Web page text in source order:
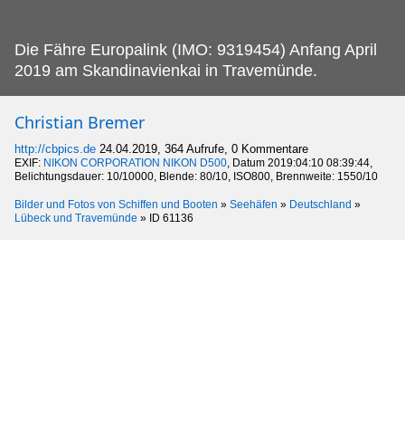
Die Fähre Europalink (IMO: 9319454) Anfang April
2019 am Skandinavienkai in Travemünde.
Christian Bremer
http://cbpics.de 24.04.2019, 364 Aufrufe, 0 Kommentare
EXIF: NIKON CORPORATION NIKON D500, Datum 2019:04:10 08:39:44,
Belichtungsdauer: 10/10000, Blende: 80/10, ISO800, Brennweite: 1550/10
Bilder und Fotos von Schiffen und Booten » Seehäfen » Deutschland »
Lübeck und Travemünde » ID 61136